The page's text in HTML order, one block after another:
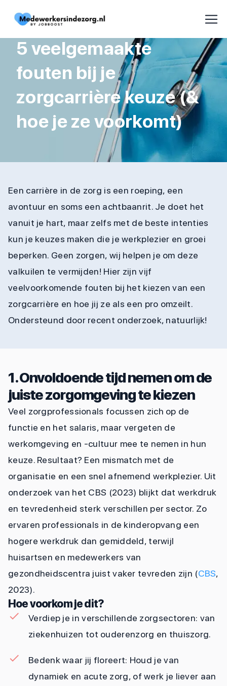
5 veelgemaakte
fouten bij je
zorgcarrière keuze (&
hoe je ze voorkomt)
Een carrière in de zorg is een roeping, een
avontuur en soms een achtbaanrit. Je doet het
vanuit je hart, maar zelfs met de beste intenties
kun je keuzes maken die je werkplezier en groei
beperken. Geen zorgen, wij helpen je om deze
valkuilen te vermijden! Hier zijn vijf
veelvoorkomende fouten bij het kiezen van een
zorgcarrière en hoe jij ze als een pro omzeilt.
Ondersteund door recent onderzoek, natuurlijk!
1. Onvoldoende tijd nemen om de
juiste zorgomgeving te kiezen
Veel zorgprofessionals focussen zich op de
functie en het salaris, maar vergeten de
werkomgeving en -cultuur mee te nemen in hun
keuze. Resultaat? Een mismatch met de
organisatie en een snel afnemend werkplezier. Uit
onderzoek van het CBS (2023) blijkt dat werkdruk
en tevredenheid sterk verschillen per sector. Zo
ervaren professionals in de kinderopvang een
hogere werkdruk dan gemiddeld, terwijl
huisartsen en medewerkers van
gezondheidscentra juist vaker tevreden zijn (CBS,
2023).
Hoe voorkom je dit?
Verdiep je in verschillende zorgsectoren: van
ziekenhuizen tot ouderenzorg en thuiszorg.
Bedenk waar jij floreert: Houd je van
dynamiek en acute zorg, of werk je liever aan